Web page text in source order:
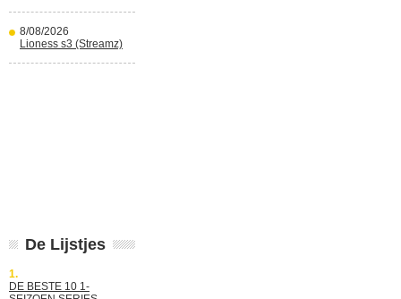
8/08/2026
Lioness s3 (Streamz)
De Lijstjes
1.
DE BESTE 10 1-